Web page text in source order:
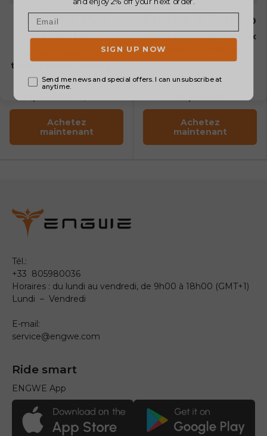
ENGWE P20
Combo
250W Silent motor
torque sensor folding E-
bike 8 avis
Achetez
maintenant
Engine X Combo
250W 100 km Range Max
Speed 25 km/h Full
Suspension Foldable E-
Achetez
maintenant
Tél.:
+33 805980036
Horaires : du lundi au vendredi, de 9h00 à 18h00 (GMT+1)
Lundi – Vendredi
E-mail:
service@engwe.com
Ride smart
ENGWE App